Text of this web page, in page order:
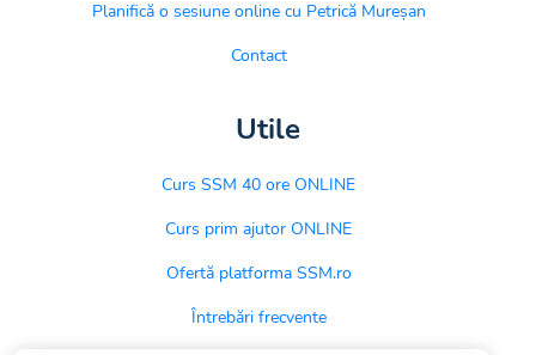
Planifică o sesiune online cu Petrică Mureșan
Contact
Utile
Curs SSM 40 ore ONLINE
Curs prim ajutor ONLINE
Ofertă platforma SSM.ro
Întrebări frecvente